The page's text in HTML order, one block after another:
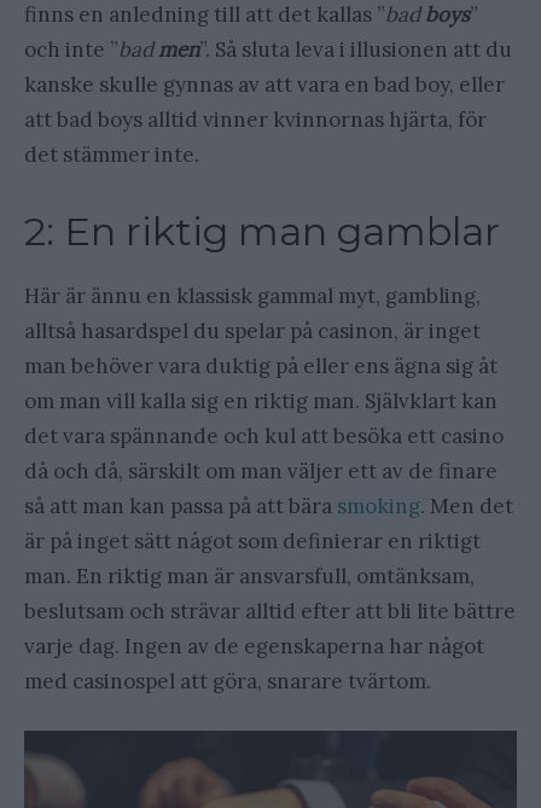
finns en anledning till att det kallas ”badboys”
och inte ”badmen”. Så sluta leva i illusionen att du
kanske skulle gynnas av att vara en bad boy, eller
att bad boys alltid vinner kvinnornas hjärta, för
det stämmer inte.
2: En riktig man gamblar
Här är ännu en klassisk gammal myt, gambling,
alltså hasardspel du spelar på casinon, är inget
man behöver vara duktig på eller ens ägna sig åt
om man vill kalla sig en riktig man. Självklart kan
det vara spännande och kul att besöka ett casino
då och då, särskilt om man väljer ett av de finare
så att man kan passa på att bära smoking. Men det
är på inget sätt något som definierar en riktigt
man. En riktig man är ansvarsfull, omtänksam,
beslutsam och strävar alltid efter att bli lite bättre
varje dag. Ingen av de egenskaperna har något
med casinospel att göra, snarare tvärtom.